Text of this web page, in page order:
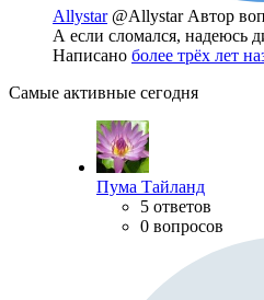
Allystar @Allystar Автор
А если сломался, надеюсь
Написано более трёх лет
Самые активные сегодня
Пума Тайланд
5 ответов
0 вопросов